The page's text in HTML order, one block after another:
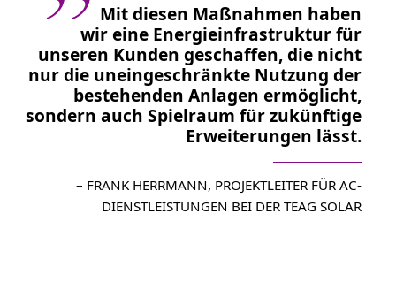
Mit diesen Maßnahmen haben
wir eine Energieinfrastruktur für
unseren Kunden geschaffen, die nicht
nur die uneingeschränkte Nutzung der
bestehenden Anlagen ermöglicht,
sondern auch Spielraum für zukünftige
Erweiterungen lässt.
– FRANK HERRMANN, PROJEKTLEITER FÜR AC-
DIENSTLEISTUNGEN BEI DER TEAG SOLAR